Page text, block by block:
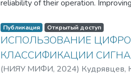
Далее, задавая небольшое
анализ на изменение значений
силу того, что параметр
приращение приводит к сдвигу
Данный подход позволяет
использования итерационных
reliability of their operation.
coming from different control
to wrong decisions. In this regard,
incorrect control decision is urgent.
algorithm for choosing a control
Публикация Открытый доступ
ИСПОЛЬЗОВАНИЕ
КЛАССИФИКАЦИИ
(НИЯУ МИФИ, 2024) Кудрявцев,